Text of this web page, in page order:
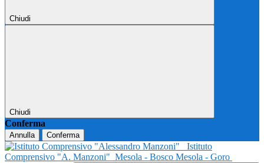
Chiudi
Chiudi
Conferma
Annulla Conferma
Istituto
Comprensivo "A. Manzoni" Mesola - Bosco Mesola - Goro